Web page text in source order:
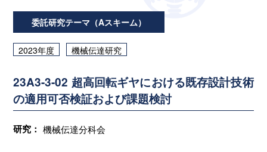
委託研究テーマ（Aスキーム）
2023年度 機械伝達研究
23A3-3-02 超高回転ギヤにおける既存設計技術
の適用可否検証および課題検討
研究： 機械伝達分科会